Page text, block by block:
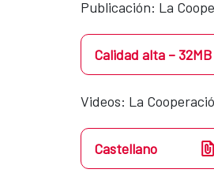
Publicación: La
Calidad alta – 32MB
Videos​​: La
Castellano